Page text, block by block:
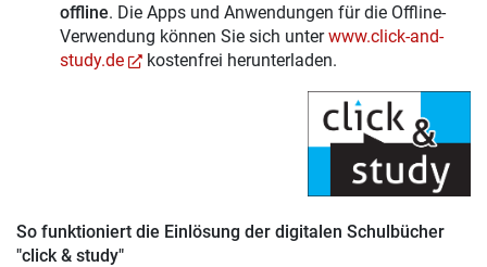
offline. Die Apps und Anwendungen für die Offline-
Verwendung können Sie sich unterwww.click-and-
study.de
kostenfrei herunterladen.
So funktioniert die Einlösung der digitalen Schulbücher
"click & study"